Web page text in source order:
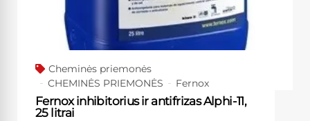
Cheminės priemonės
CHEMINĖS PRIEMONĖS
Fernox
Fernox inhibitorius ir antifrizas Alphi-11,
25 litrai